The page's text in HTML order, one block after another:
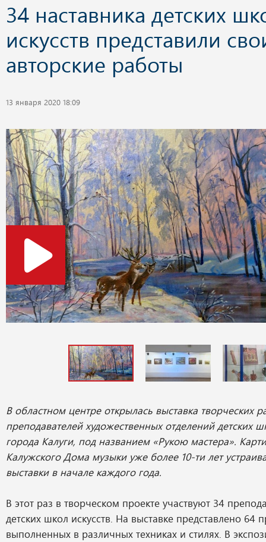
34 наставника детских
искусств представили
авторские работы
13 января 2020 18:09
В областном центре открылась выставка творческих
преподавателей художественных отделений детских
города Калуги, под названием «Рукою мастера».
Калужского Дома музыки уже более 10-ти лет
выставки в начале каждого года.
В этот раз в творческом проекте участвуют 34
детских школ искусств. На выставке представлено 64
выполненных в различных техниках и стилях. В